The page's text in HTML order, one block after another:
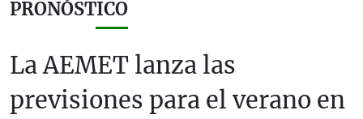
PRONÓSTICO
La AEMET lanza las
previsiones para el verano en